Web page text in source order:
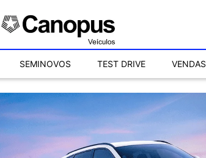
SEMINOVOS TEST DRIVE